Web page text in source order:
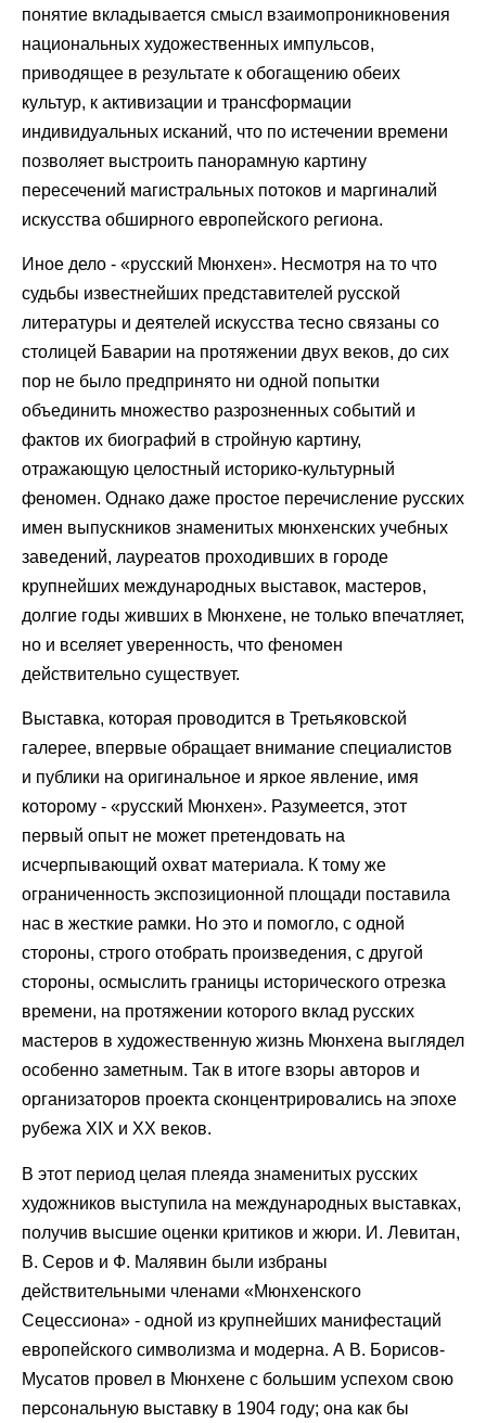
понятие вкладывается смысл взаимопроникновения
национальных художественных импульсов,
приводящее в результате к обогащению обеих
культур, к активизации и трансформации
индивидуальных исканий, что по истечении времени
позволяет выстроить панорамную картину
пересечений магистральных потоков и маргиналий
искусства обширного европейского региона.
Иное дело - «русский Мюнхен». Несмотря на то что
судьбы известнейших представителей русской
литературы и деятелей искусства тесно связаны со
столицей Баварии на протяжении двух веков, до сих
пор не было предпринято ни одной попытки
объединить множество разрозненных событий и
фактов их биографий в стройную картину,
отражающую целостный историко-культурный
феномен. Однако даже простое перечисление русских
имен выпускников знаменитых мюнхенских учебных
заведений, лауреатов проходивших в городе
крупнейших международных выставок, мастеров,
долгие годы живших в Мюнхене, не только впечатляет,
но и вселяет уверенность, что феномен
действительно существует.
Выставка, которая проводится в Третьяковской
галерее, впервые обращает внимание специалистов
и публики на оригинальное и яркое явление, имя
которому - «русский Мюнхен». Разумеется, этот
первый опыт не может претендовать на
исчерпывающий охват материала. К тому же
ограниченность экспозиционной площади поставила
нас в жесткие рамки. Но это и помогло, с одной
стороны, строго отобрать произведения, с другой
стороны, осмыслить границы исторического отрезка
времени, на протяжении которого вклад русских
мастеров в художественную жизнь Мюнхена выглядел
особенно заметным. Так в итоге взоры авторов и
организаторов проекта сконцентрировались на эпохе
рубежа XIX и ХХ веков.
В этот период целая плеяда знаменитых русских
художников выступила на международных выставках,
получив высшие оценки критиков и жюри. И. Левитан,
В. Серов и Ф. Малявин были избраны
действительными членами «Мюнхенского
Сецессиона» - одной из крупнейших манифестаций
европейского символизма и модерна. А В. Борисов-
Мусатов провел в Мюнхене с большим успехом свою
персональную выставку в 1904 году; она как бы